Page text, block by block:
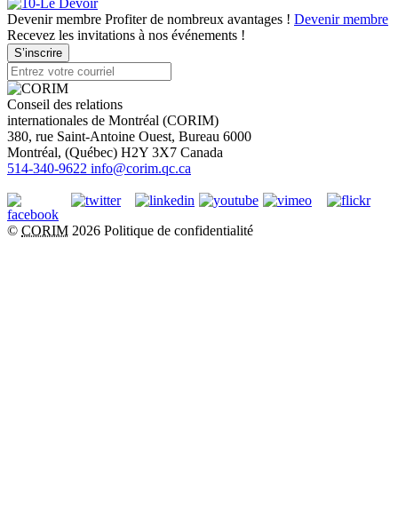
Devenir membre Profiter de nombreux avantages ! Devenir membre
Recevez les invitations à nos événements !
S’inscrire
Conseil des relations
internationales de Montréal (CORIM)
380, rue Saint-Antoine Ouest, Bureau 6000
Montréal, (Québec) H2Y 3X7 Canada
514-340-9622 info@corim.qc.ca
© CORIM 2026 Politique de confidentialité